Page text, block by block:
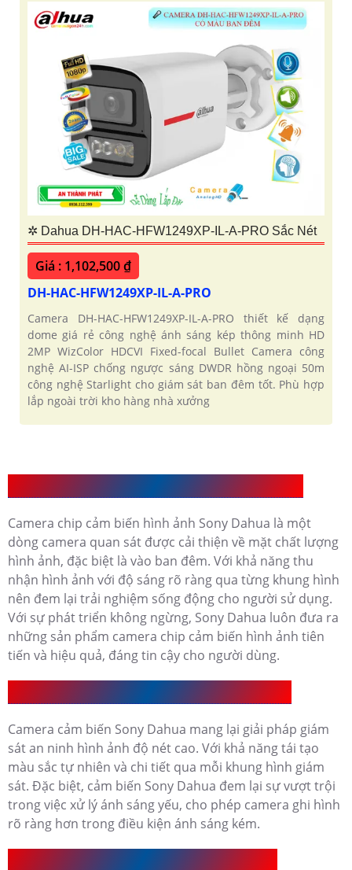
✲ Dahua DH-HAC-HFW1249XP-IL-A-PRO Sắc Nét
Giá : 1,102,500 ₫
DH-HAC-HFW1249XP-IL-A-PRO
Camera DH-HAC-HFW1249XP-IL-A-PRO thiết kế dạng
dome giá rẻ công nghệ ánh sáng kép thông minh HD
2MP WizColor HDCVI Fixed-focal Bullet Camera công
nghệ AI-ISP chống ngược sáng DWDR hồng ngoại 50m
công nghệ Starlight cho giám sát ban đêm tốt. Phù hợp
lắp ngoài trời kho hàng nhà xưởng
Camera chip cảm biến hình ảnh Sony Dahua là một
dòng camera quan sát được cải thiện về mặt chất lượng
hình ảnh, đặc biệt là vào ban đêm. Với khả năng thu
nhận hình ảnh với độ sáng rõ ràng qua từng khung hình
nên đem lại trải nghiệm sống động cho người sử dụng.
Với sự phát triển không ngừng, Sony Dahua luôn đưa ra
những sản phẩm camera chip cảm biến hình ảnh tiên
tiến và hiệu quả, đáng tin cậy cho người dùng.
Camera cảm biến Sony Dahua mang lại giải pháp giám
sát an ninh hình ảnh độ nét cao. Với khả năng tái tạo
màu sắc tự nhiên và chi tiết qua mỗi khung hình giám
sát. Đặc biệt, cảm biến Sony Dahua đem lại sự vượt trội
trong việc xử lý ánh sáng yếu, cho phép camera ghi hình
rõ ràng hơn trong điều kiện ánh sáng kém.